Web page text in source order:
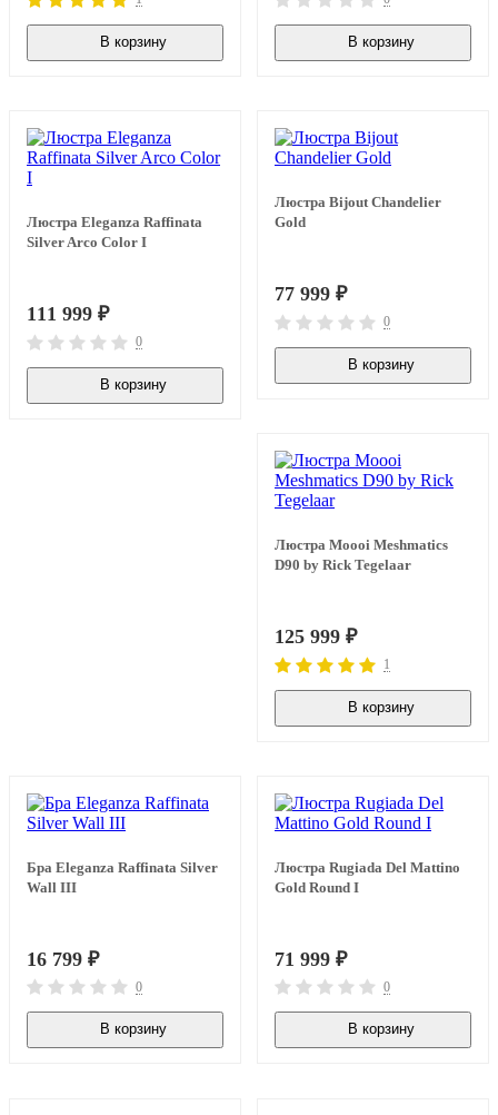
В корзину В корзину
Люстра Eleganza Raffinata
Silver Arco Сolor I
111 999 ₽
0
В корзину
Люстра Bijout Chandelier
Gold
77 999 ₽
0
В корзину
Люстра Moooi Meshmatics
D90 by Rick Tegelaar
125 999 ₽
1
В корзину
Бра Eleganza Raffinata Silver
Wall III
16 799 ₽
0
В корзину
Люстра Rugiada Del Mattino
Gold Round I
71 999 ₽
0
В корзину